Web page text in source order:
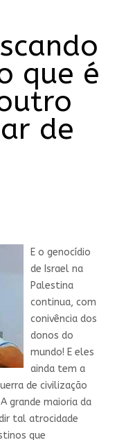
que é
de
E o genocídio
de Israel na
Palestina
continua, com
conivência dos
donos do
mundo! E eles
ainda tem a
de civilização
grande maioria da
tal atrocidade
que